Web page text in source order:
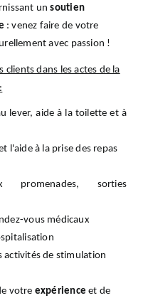
unsoutien
: venez faire de votre
avec passion !
clients dans les actes de la
lever, aide à la toilette et à
l'aide à la prise des repas
promenades, sorties
vous médicaux
activités de stimulation
votre expérience et de